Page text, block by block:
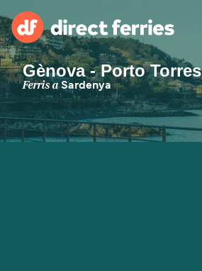
Països
Bitllets de Ferry
Gènova - Porto Torres
Ferris aSardenya